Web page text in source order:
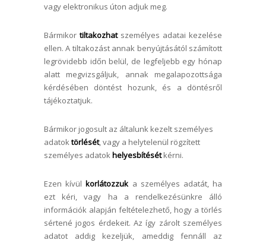
vagy elektronikus úton adjuk meg.
Bármikortiltakozhatszemélyes adatai kezelése
ellen. A tiltakozást annak benyújtásától számított
legrövidebb időn belül, de legfeljebb egy hónap
alatt megvizsgáljuk, annak megalapozottsága
kérdésében döntést hozunk, és a döntésről
tájékoztatjuk.
Bármikor jogosult az általunk kezelt személyes
adatoktörlését, vagy a helytelenül rögzített
személyes adatok helyesbítésétkérni.
Ezen kívül korlátozzuk a személyes adatát, ha
ezt kéri, vagy ha a rendelkezésünkre álló
információk alapján feltételezhető, hogy a törlés
sértené jogos érdekeit. Az így zárolt személyes
adatot addig kezeljük, ameddig fennáll az